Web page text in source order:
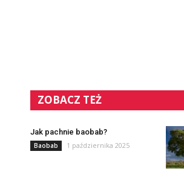
ZOBACZ TEŻ
Jak pachnie baobab?
Baobab 1 października 2025